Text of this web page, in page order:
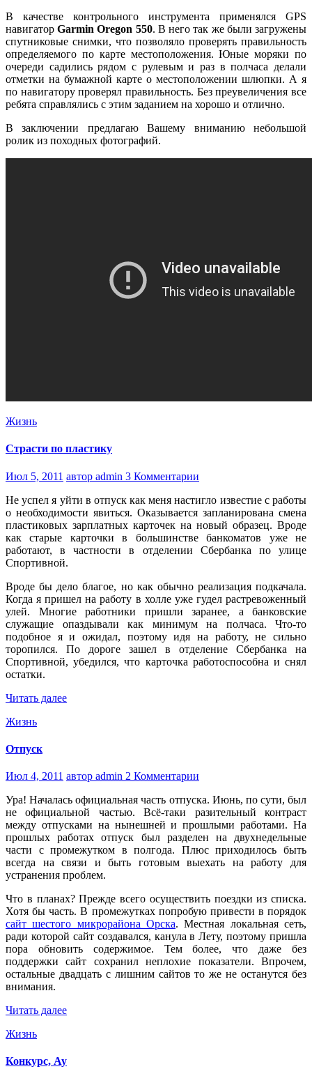
В качестве контрольного инструмента применялся GPS
навигаторGarmin Oregon 550. В него так же были загружены
спутниковые снимки, что позволяло проверять правильность
определяемого по карте местоположения. Юные моряки по
очереди садились рядом с рулевым и раз в полчаса делали
отметки на бумажной карте о местоположении шлюпки. А я
по навигатору проверял правильность. Без преувеличения все
ребята справлялись с этим заданием на хорошо и отлично.
В заключении предлагаю Вашему вниманию небольшой
ролик из походных фотографий.
Жизнь
Страсти по пластику
Июл 5, 2011 автор admin 3 Комментарии
Не успел я уйти в отпуск как меня настигло известие с работы
о необходимости явиться. Оказывается запланирована смена
пластиковых зарплатных карточек на новый образец. Вроде
как старые карточки в большинстве банкоматов уже не
работают, в частности в отделении Сбербанка по улице
Спортивной.
Вроде бы дело благое, но как обычно реализация подкачала.
Когда я пришел на работу в холле уже гудел растревоженный
улей. Многие работники пришли заранее, а банковские
служащие опаздывали как минимум на полчаса. Что-то
подобное я и ожидал, поэтому идя на работу, не сильно
торопился. По дороге зашел в отделение Сбербанка на
Спортивной, убедился, что карточка работоспособна и снял
остатки.
Читать далее
Жизнь
Отпуск
Июл 4, 2011 автор admin 2 Комментарии
Ура! Началась официальная часть отпуска. Июнь, по сути, был
не официальной частью. Всё-таки разительный контраст
между отпусками на нынешней и прошлыми работами. На
прошлых работах отпуск был разделен на двухнедельные
части с промежутком в полгода. Плюс приходилось быть
всегда на связи и быть готовым выехать на работу для
устранения проблем.
Что в планах? Прежде всего осуществить поездки из списка.
Хотя бы часть. В промежутках попробую привести в порядок
сайт шестого микрорайона Орска. Местная локальная сеть,
ради которой сайт создавался, канула в Лету, поэтому пришла
пора обновить содержимое. Тем более, что даже без
поддержки сайт сохранил неплохие показатели. Впрочем,
остальные двадцать с лишним сайтов то же не останутся без
внимания.
Читать далее
Жизнь
Конкурс, Ау